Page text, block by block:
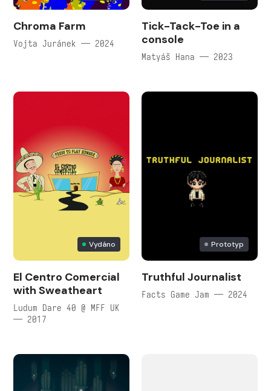
Chroma Farm
Vojta Juránek — 2024
Tick-Tack-Toe in a
console
Matyáš Hana — 2023
Vydáno
El Centro Comercial
with Sweatheart
Ludum Dare 40 @ MFF UK
— 2017
Prototyp
Truthful Journalist
Facts Game Jam — 2024